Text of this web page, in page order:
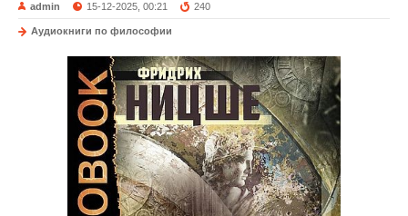
admin 15-12-2025, 00:21 240
Аудиокниги по философии